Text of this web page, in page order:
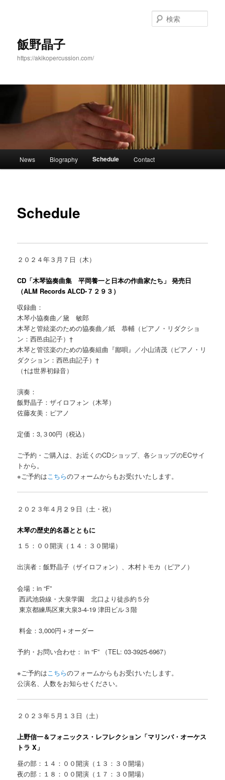
飯野晶子
https://akikopercussion.com/
索
News Biography Schedule Contact
Schedule
２０２４年３月７日（木）
CD「木琴協奏曲集 平岡養一と日本の作曲家たち」 発売日
（ALM Records ALCD-７２９３）
収録曲：
木琴小協奏曲／黛 敏郎
木琴と管絃楽のための協奏曲／紙 恭輔（ピアノ・リダクショ
ン：西邑由記子）†
木琴と管弦楽のための協奏組曲『鄙唄』／小山清茂（ピアノ・リ
ダクション：西邑由記子）†
（†は世界初録音）
演奏：
飯野晶子：ザイロフォン（木琴）
佐藤友美：ピアノ
定価：3,３00円（税込）
ご予約・ご購入は、お近くのCDショップ、各ショップのECサイ
トから。
※ご予約はこちらのフォームからもお受けいたします。
２０２３年４月２９日（土・祝）
木琴の歴史的名器とともに
１５：００開演（１４：３０開場）
出演者：飯野晶子（ザイロフォン）、木村トモカ（ピアノ）
会場：in “F”
西武池袋線・大泉学園 北口より徒歩約５分
東京都練馬区東大泉3-4-19 津田ビル３階
料金：3,000円＋オーダー
予約・お問い合わせ： in “F” （TEL: 03-3925-6967）
※ご予約はこちらのフォームからもお受けいたします。
公演名、人数をお知らせください。
２０２３年５月１３日（土）
上野信一＆フォニックス・レフレクション「マリンバ・オーケス
トラ X」
昼の部：１４：００開演（１３：３０開場）
夜の部：１８：００開演（１７：３０開場）